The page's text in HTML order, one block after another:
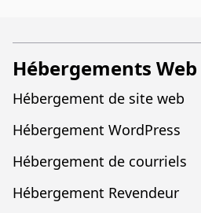
Hébergements Web
Hébergement de site web
Hébergement WordPress
Hébergement de courriels
Hébergement Revendeur